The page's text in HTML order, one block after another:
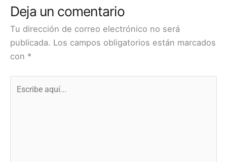
Deja un comentario
Tu dirección de correo electrónico no será
publicada. Los campos obligatorios están marcados
con *